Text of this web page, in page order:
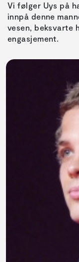
Vi følger Uys på
innpå denne
vesen, beksvarte
engasjement.